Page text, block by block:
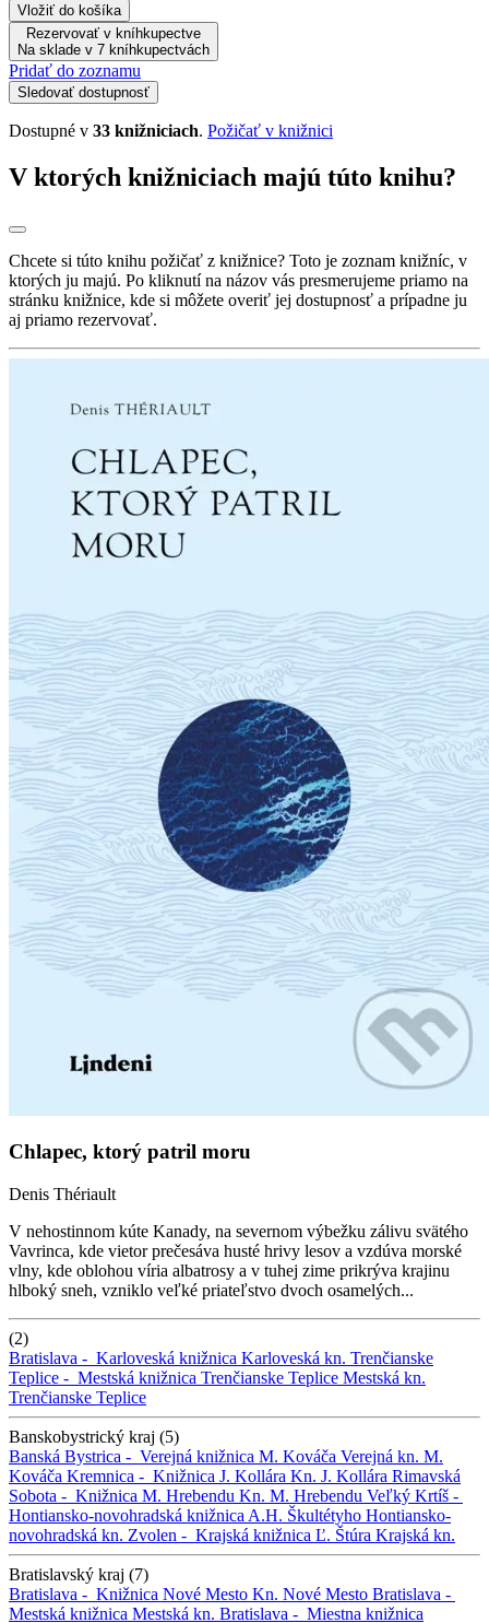
Vložiť do košíka
Rezervovať v kníhkupectve
Na sklade v 7 kníhkupectvách
Pridať do zoznamu
Sledovať dostupnosť
Dostupné v 33 knižniciach. Požičať v knižnici
V ktorých knižniciach majú túto knihu?
Chcete si túto knihu požičať z knižnice? Toto je zoznam knižníc, v
ktorých ju majú. Po kliknutí na názov vás presmerujeme priamo na
stránku knižnice, kde si môžete overiť jej dostupnosť a prípadne ju
aj priamo rezervovať.
Chlapec, ktorý patril moru
Denis Thériault
V nehostinnom kúte Kanady, na severnom výbežku zálivu svätého
Vavrinca, kde vietor prečesáva husté hrivy lesov a vzdúva morské
vlny, kde oblohou víria albatrosy a v tuhej zime prikrýva krajinu
hlboký sneh, vzniklo veľké priateľstvo dvoch osamelých...
(2)
Bratislava - Karloveská knižnica Karloveská kn. Trenčianske
Teplice - Mestská knižnica Trenčianske Teplice Mestská kn.
Trenčianske Teplice
Banskobystrický kraj (5)
Banská Bystrica - Verejná knižnica M. Kováča Verejná kn. M.
Kováča Kremnica - Knižnica J. Kollára Kn. J. Kollára Rimavská
Sobota - Knižnica M. Hrebendu Kn. M. Hrebendu Veľký Krtíš -
Hontiansko-novohradská knižnica A.H. Škultétyho Hontiansko-
novohradská kn. Zvolen - Krajská knižnica Ľ. Štúra Krajská kn.
Bratislavský kraj (7)
Bratislava - Knižnica Nové Mesto Kn. Nové Mesto Bratislava -
Mestská knižnica Mestská kn. Bratislava - Miestna knižnica